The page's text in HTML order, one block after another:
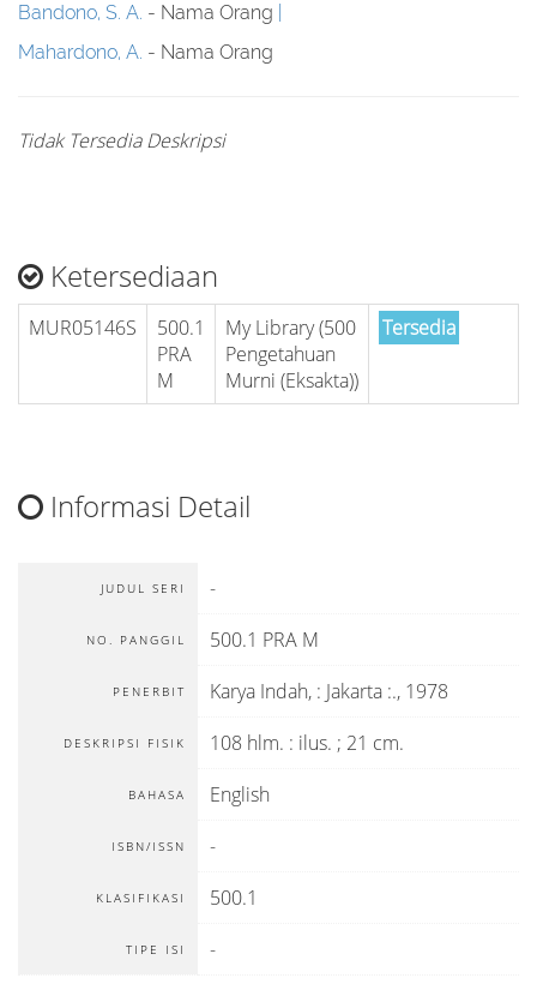
Bandono, S. A. - Nama Orang
Mahardono, A. - Nama Orang
Tidak Tersedia Deskripsi
Ketersediaan
MUR05146S
500.1
PRA
M
My Library (500
Pengetahuan
Murni (Eksakta))
Tersedia
Informasi Detail
JUDUL SERI -
NO. PANGGIL 500.1 PRA M
PENERBIT Karya Indah, : Jakarta :., 1978
DESKRIPSI FISIK 108 hlm. : ilus. ; 21 cm.
BAHASA English
ISBN/ISSN -
KLASIFIKASI 500.1
TIPE ISI -